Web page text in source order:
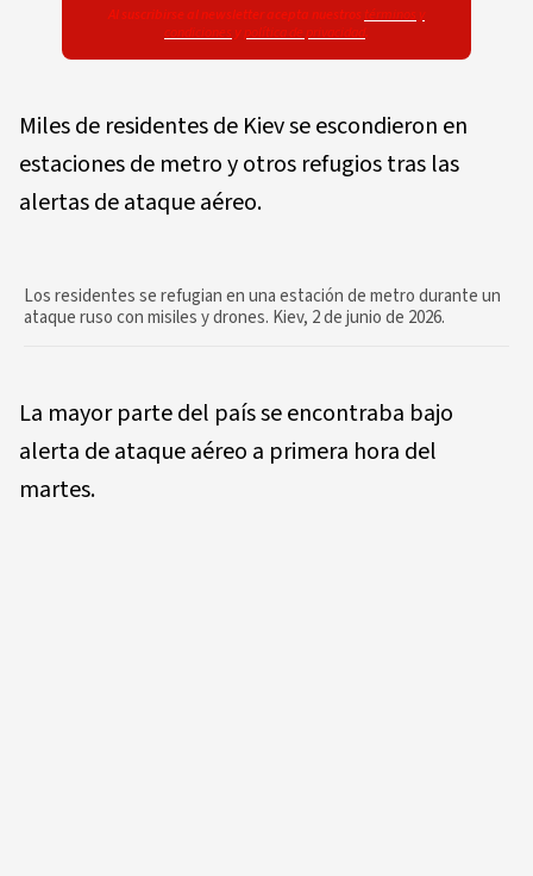
Al suscribirse al newsletter acepta nuestros términos y
condiciones ypolítica de privacidad.
Miles de residentes de Kiev se escondieron en
estaciones de metro y otros refugios tras las
alertas de ataque aéreo.
Los residentes se refugian en una estación de metro durante un
ataque ruso con misiles y drones. Kiev, 2 de junio de 2026.
La mayor parte del país se encontraba bajo
alerta de ataque aéreo a primera hora del
martes.